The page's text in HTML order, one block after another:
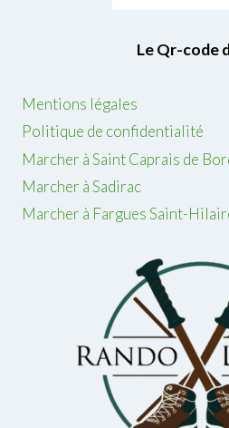
Le Qr-code
Mentions légales
Politique de confidentialité
Marcher à Saint Caprais de
Marcher à Sadirac
Marcher à Fargues Saint-